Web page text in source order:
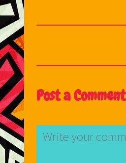
Post a Comment